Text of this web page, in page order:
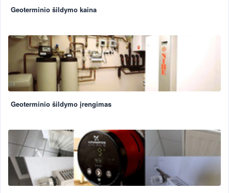
Geoterminio šildymo kaina
Geoterminio šildymo įrengimas